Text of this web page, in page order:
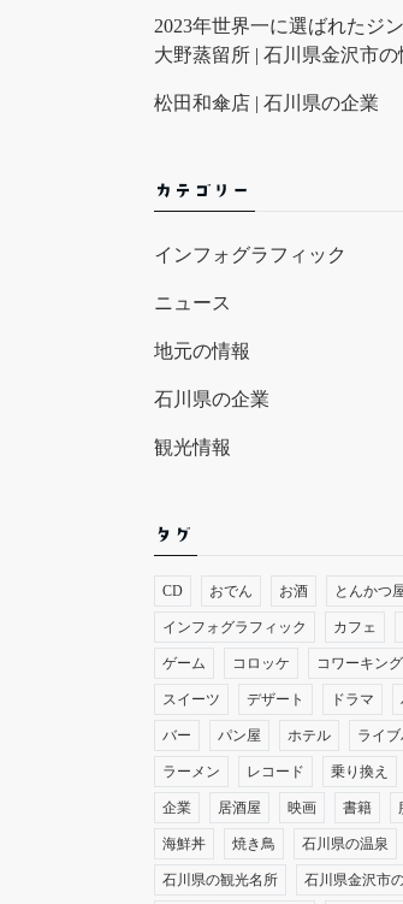
2023年世界一に選ばれたジ
大野蒸留所 | 石川県金沢市の
松田和傘店 | 石川県の企業
カテゴリー
インフォグラフィック
ニュース
地元の情報
石川県の企業
観光情報
タグ
CD おでん お酒 とんかつ
インフォグラフィック カフェ
ゲーム コロッケ コワーキン
スイーツ デザート ドラマ
バー パン屋 ホテル ライ
ラーメン レコード 乗り換え
企業 居酒屋 映画 書籍
海鮮丼 焼き鳥 石川県の温泉
石川県の観光名所 石川県金沢市